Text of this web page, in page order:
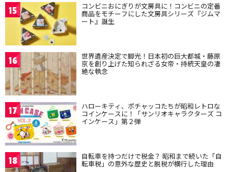
15 コンビニおにぎりが文房具に！コンビニの定番
商品をモチーフにした文房具シリーズ『ジムマ
ート』誕生
16 世界遺産決定で脚光！日本初の巨大都城・藤原
京を創り上げた知られざる女帝・持統天皇の凄
絶な執念
17 ハローキティ、ポチャッコたちが昭和レトロな
コインケースに！「サンリオキャラクターズ コ
インケース」第２弾
18 自転車を持つだけで税金？ 昭和まで続いた「自
転車税」の意外な歴史と脱税が横行した理由